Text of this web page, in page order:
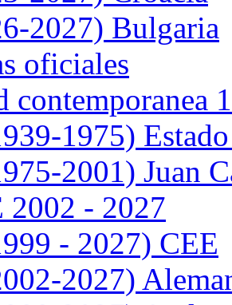
2027) Bulgaria
oficiales
contemporanea
1975)
2001) Juan
2002 - 2027
- 2027) CEE
2027)